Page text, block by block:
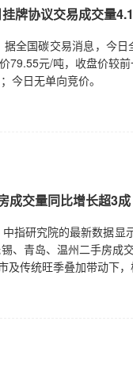
牌协议交易成交量
全国碳交易消息，今
79.55元/吨，收盘价较
今日无单向竞价。
成交量同比增长超3成
指研究院的最新数据
、青岛、温州二手房成
及传统旺季叠加带动下